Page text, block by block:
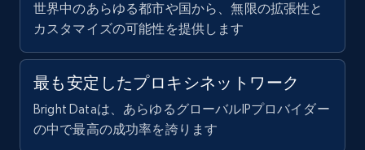
世界中のあらゆる都市や国から、無限の拡張性と
カスタマイズの可能性を提供します
最も安定したプロキシネットワーク
Bright Dataは、あらゆるグローバルIPプロバイダー
の中で最高の成功率を誇ります